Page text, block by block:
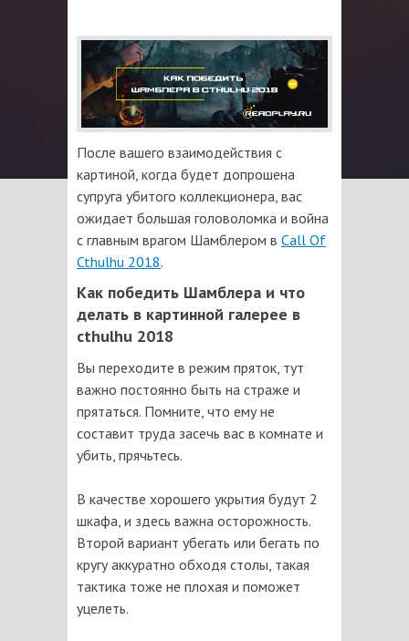
После вашего взаимодействия с
картиной, когда будет допрошена
супруга убитого коллекционера, вас
ожидает большая головоломка и война
с главным врагом Шамблером в Call Of
Cthulhu 2018.
Как победить Шамблера и что
делать в картинной галерее в
cthulhu 2018
Вы переходите в режим пряток, тут
важно постоянно быть на страже и
прятаться. Помните, что ему не
составит труда засечь вас в комнате и
убить, прячьтесь.
В качестве хорошего укрытия будут 2
шкафа, и здесь важна осторожность.
Второй вариант убегать или бегать по
кругу аккуратно обходя столы, такая
тактика тоже не плохая и поможет
уцелеть.